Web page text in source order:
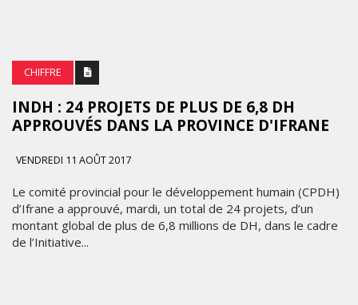
CHIFFRE
INDH : 24 PROJETS DE PLUS DE 6,8 DH
APPROUVÉS DANS LA PROVINCE D'IFRANE
VENDREDI 11 AOÛT 2017
Le comité provincial pour le développement humain (CPDH)
d’Ifrane a approuvé, mardi, un total de 24 projets, d’un
montant global de plus de 6,8 millions de DH, dans le cadre
de l’Initiative...